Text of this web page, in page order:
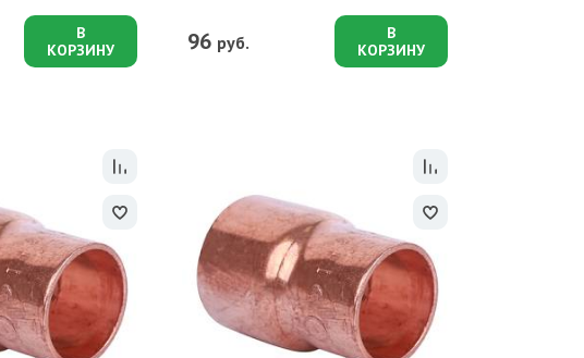
В
КОРЗИНУ
96 руб.
В
КОРЗИНУ